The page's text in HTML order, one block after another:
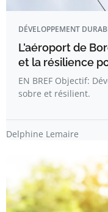
DÉVELOPPEMENT
L’aéroport de
et la résilience
EN BREF Objectif:
sobre et résilient.
Delphine Lemaire